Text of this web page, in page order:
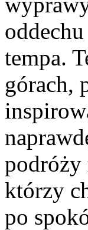
tempa.
górach,
podróży
którzy
po